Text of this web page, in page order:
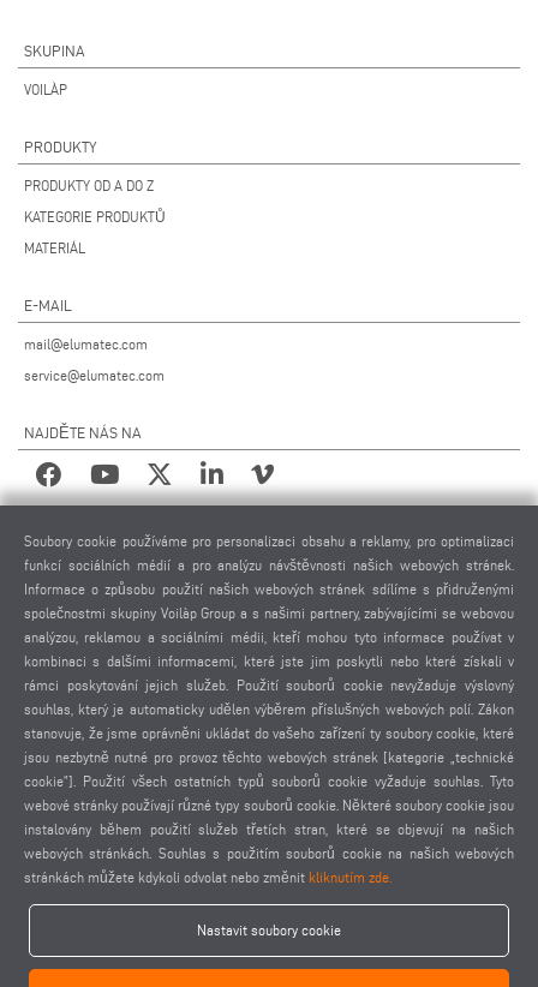
SKUPINA
VOILÀP
PRODUKTY
PRODUKTY OD A DO Z
KATEGORIE PRODUKTŮ
MATERIÁL
E-MAIL
mail@elumatec.com
service@elumatec.com
NAJDĚTE NÁS NA
PRÁVNÍ UPOZORNĚNÍ
IMPRESUM
POUŽITÉ FOTOGRAFIE
OCHRANA OSOBNÍCH ÚDAJŮ
OCHRANA OSOBNÍCH ÚDAJŮ MEZINÁRODNĚ
VŠEOBECNÉ PODMÍNKY PRODEJE
DOHODA O DÁLKOVÉ ÚDRŽBĚ
NASTAVENÍ COOKIES
KODEX CHOVÁNÍ DODAVATELŮ
elumatec AG - Pinacher Straße 61 - 75417 Mühlacker - Germany - Phone+49 7041-14 0
Soubory cookie používáme pro personalizaci obsahu a reklamy, pro optimalizaci
funkcí sociálních médií a pro analýzu návštěvnosti našich webových stránek.
Informace o způsobu použití našich webových stránek sdílíme s přidruženými
společnostmi skupiny Voilàp Group a s našimi partnery, zabývajícími se webovou
analýzou, reklamou a sociálními médii, kteří mohou tyto informace používat v
kombinaci s dalšími informacemi, které jste jim poskytli nebo které získali v
rámci poskytování jejich služeb. Použití souborů cookie nevyžaduje výslovný
souhlas, který je automaticky udělen výběrem příslušných webových polí. Zákon
stanovuje, že jsme oprávněni ukládat do vašeho zařízení ty soubory cookie, které
jsou nezbytně nutné pro provoz těchto webových stránek [kategorie „technické
cookie”]. Použití všech ostatních typů souborů cookie vyžaduje souhlas. Tyto
webové stránky používají různé typy souborů cookie. Některé soubory cookie jsou
instalovány během použití služeb třetích stran, které se objevují na našich
webových stránkách. Souhlas s použitím souborů cookie na našich webových
stránkách můžete kdykoli odvolat nebo změnit kliknutím zde.
Nastavit soubory cookie